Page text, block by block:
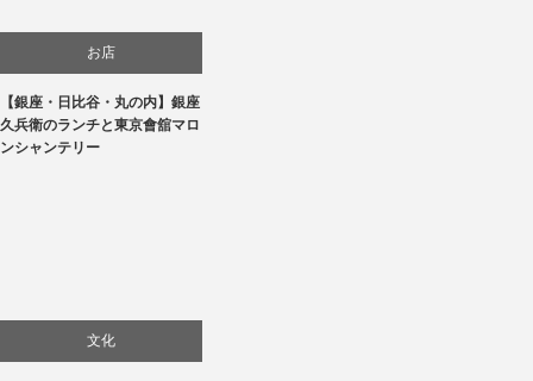
お店
食べ物
【銀座・日比谷・丸の内】銀座
久兵衛のランチと東京會舘マロ
ンシャンテリー
文化